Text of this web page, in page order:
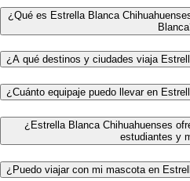
¿Qué es Estrella Blanca
¿A qué destinos y ciudades viaja
¿Cuánto equipaje puedo llevar en
¿Estrella Blanca Chihuahuenses
estudiantes y
¿Puedo viajar con mi mascota en